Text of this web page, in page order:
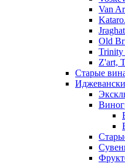
Van
Old
Trinity
Z'art,
Старые